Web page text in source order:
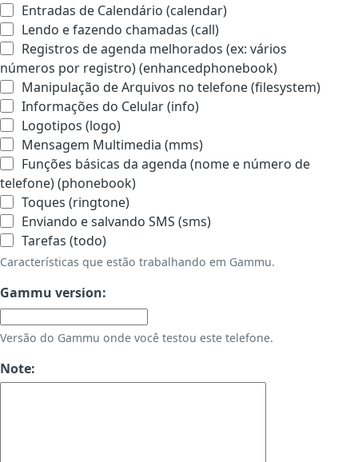
Entradas de Calendário (calendar)
Lendo e fazendo chamadas (call)
Registros de agenda melhorados (ex: vários
números por registro) (enhancedphonebook)
Manipulação de Arquivos no telefone (filesystem)
Informações do Celular (info)
Logotipos (logo)
Mensagem Multimedia (mms)
Funções básicas da agenda (nome e número de
telefone) (phonebook)
Toques (ringtone)
Enviando e salvando SMS (sms)
Tarefas (todo)
Características que estão trabalhando em Gammu.
Gammu version:
Versão do Gammu onde você testou este telefone.
Note: